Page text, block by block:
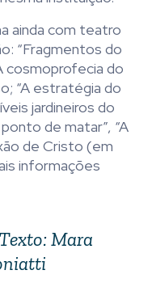
ainda com teatro
“Fragmentos do
cosmoprofecia do
“A estratégia do
jardineiros do
de matar”, “A
de Cristo (em
informações
Mara